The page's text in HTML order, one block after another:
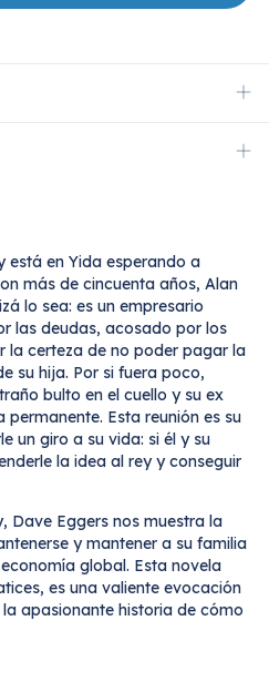
está en Yida esperando a
más de cincuenta años, Alan
lo sea: es un empresario
las deudas, acosado por los
la certeza de no poder pagar la
su hija. Por si fuera poco,
bulto en el cuello y su ex
Esta reunión es su
un giro a su vida: si él y su
la idea al rey y conseguir
Dave Eggers nos muestra la
y mantener a su familia
global. Esta novela
es una valiente evocación
apasionante historia de cómo